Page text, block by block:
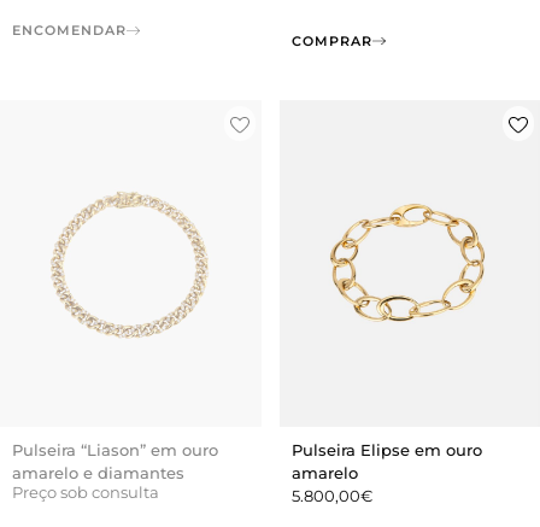
ENCOMENDAR
COMPRAR
Pulseira “Liason” em ouro
amarelo e diamantes
Preço sob consulta
Pulseira Elipse em ouro
amarelo
5.800,00€